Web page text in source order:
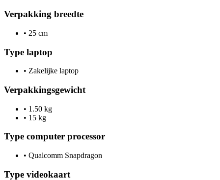
Verpakking breedte
• 25 cm
Type laptop
• Zakelijke laptop
Verpakkingsgewicht
• 1.50 kg
• 15 kg
Type computer processor
• Qualcomm Snapdragon
Type videokaart